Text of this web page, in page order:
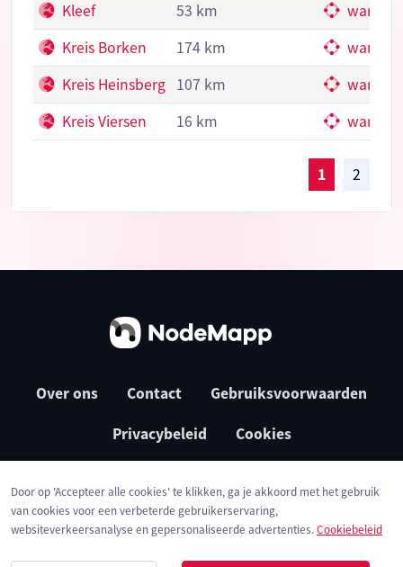
Kleef
53 km
Kreis Borken
174 km
Kreis Heinsberg 107 km
Kreis Viersen
16 km
1 2
Over ons Contact Gebruiksvoorwaarden
Privacybeleid Cookies
Door op 'Accepteer alle cookies' te klikken, ga je akkoord met het gebruik
van cookies voor een verbeterde gebruikerservaring,
websiteverkeersanalyse en gepersonaliseerde advertenties.Cookiebeleid